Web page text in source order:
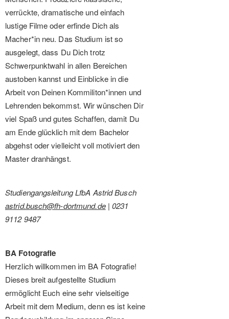
verrückte, dramatische und einfach
lustige Filme oder erfinde Dich als
Macher*in neu. Das Studium ist so
ausgelegt, dass Du Dich trotz
Schwerpunktwahl in allen Bereichen
austoben kannst und Einblicke in die
Arbeit von Deinen Kommiliton*innen und
Lehrenden bekommst. Wir wünschen Dir
viel Spaß und gutes Schaffen, damit Du
am Ende glücklich mit dem Bachelor
abgehst oder vielleicht voll motiviert den
Master dranhängst.
Studiengangsleitung LfbA Astrid Busch
astrid.busch@fh-dortmund.de| 0231
9112 9487
BA Fotografie
Herzlich willkommen im BA Fotografie!
Dieses breit aufgestellte Studium
ermöglicht Euch eine sehr vielseitige
Arbeit mit dem Medium, denn es ist keine